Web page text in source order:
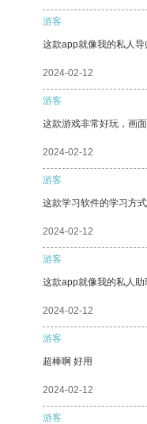
游客
这款app就像我的私人导
2024-02-12
游客
这款游戏非常好玩，画
2024-02-12
游客
这款学习软件的学习方
2024-02-12
游客
这款app就像我的私人助
2024-02-12
游客
超棒啊 好用
2024-02-12
游客